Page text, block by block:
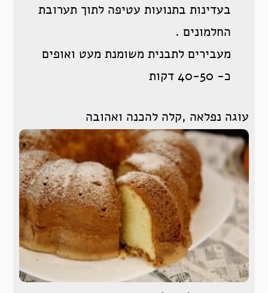
בעדינות בתנועות עטיפה לתוך תערובת
החלמונים .
מעבירים לתבנית משומנת מעט ואופים
כ- 40-50 דקות
עוגה נפלאה ,קלה להכנה ואהובה